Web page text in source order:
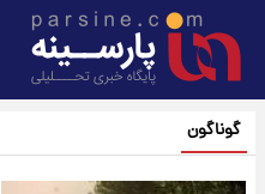
گوناگون